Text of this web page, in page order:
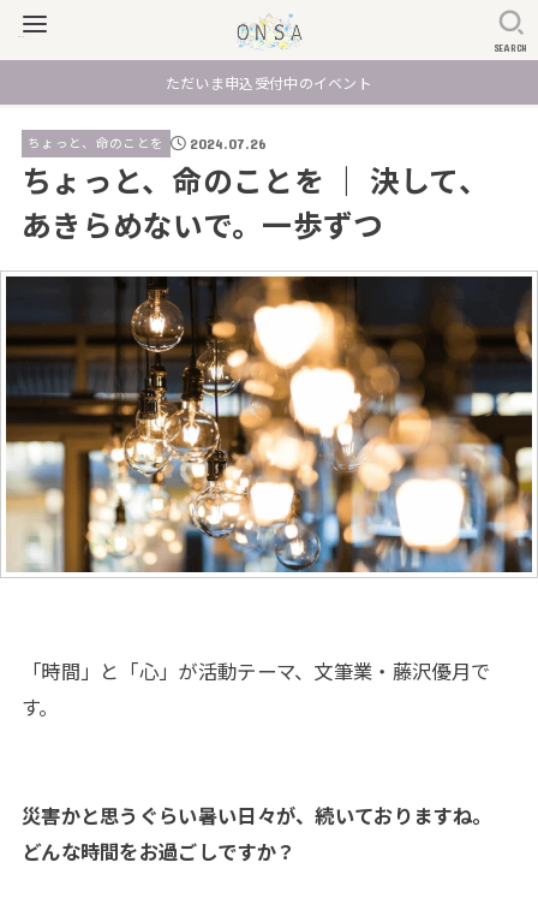
SEARCH
ただいま申込受付中のイベント
ちょっと、命のことを 2024.07.26
ちょっと、命のことを ｜ 決して、
あきらめないで。一歩ずつ
「時間」と「心」が活動テーマ、文筆業・藤沢優月で
す。
災害かと思うぐらい暑い日々が、続いておりますね。
どんな時間をお過ごしですか？